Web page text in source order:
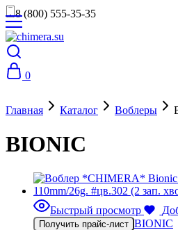
8 (800) 555-35-35
0
Главная Каталог Воблеры
BIONIC
Быстрый просмотр
Получить прайс-лист BIONIC